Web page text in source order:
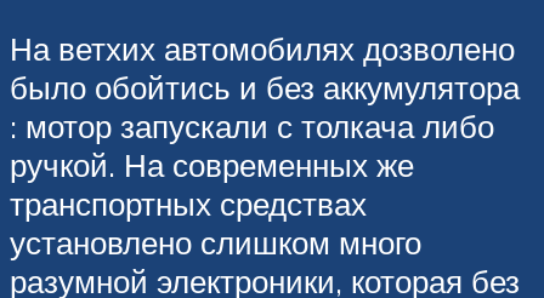
На ветхих автомобилях дозволено
было обойтись и без аккумулятора
: мотор запускали с толкача либо
ручкой. На современных же
транспортных средствах
установлено слишком много
разумной электроники, которая без